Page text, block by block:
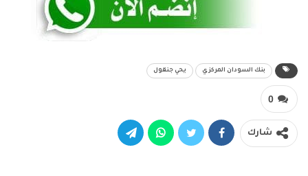
بنك السودان المركزي يحي جنقول
0
شارك